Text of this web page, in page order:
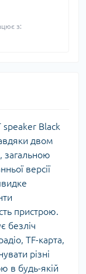
з:
Black
двом
загальною
версії
пристрою.
безліч
TF-карта,
різні
в будь-якій